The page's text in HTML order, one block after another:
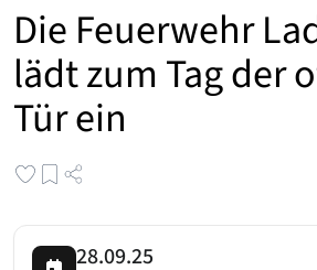
Die Feuerwehr
lädt zum Tag der
Tür ein
28.09.25